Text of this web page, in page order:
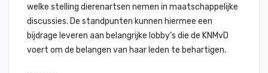
welke stelling dierenartsen nemen in maatschappelijke
discussies. De standpunten kunnen hiermee een
bijdrage leveren aan belangrijke lobby’s die de KNMvD
voert om de belangen van haar leden te behartigen.